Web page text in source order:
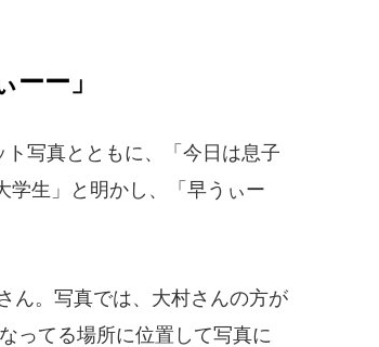
ー」
写真とともに、「今日は息子
学生」と明かし、「早うぃー
ん。写真では、大村さんの方が
ってる場所に位置して写真に